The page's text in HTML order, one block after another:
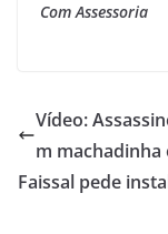
Com Assessoria
Vídeo:
m machadinha
Faissal pede